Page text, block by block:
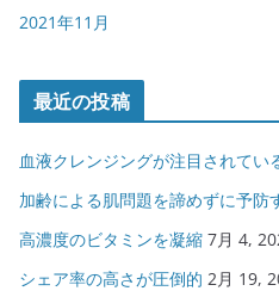
2021年11月
最近の投稿
血液クレンジングが注目されてい
加齢による肌問題を諦めずに予防
高濃度のビタミンを凝縮 7月 4,
シェア率の高さが圧倒的 2月 19,